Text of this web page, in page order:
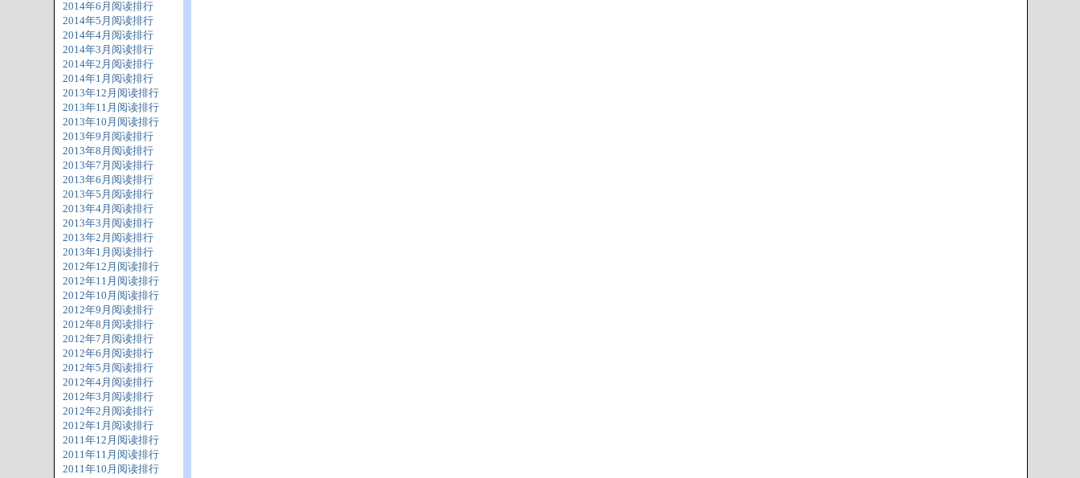
2014年6月阅读排行
2014年5月阅读排行
2014年4月阅读排行
2014年3月阅读排行
2014年2月阅读排行
2014年1月阅读排行
2013年12月阅读排行
2013年11月阅读排行
2013年10月阅读排行
2013年9月阅读排行
2013年8月阅读排行
2013年7月阅读排行
2013年6月阅读排行
2013年5月阅读排行
2013年4月阅读排行
2013年3月阅读排行
2013年2月阅读排行
2013年1月阅读排行
2012年12月阅读排行
2012年11月阅读排行
2012年10月阅读排行
2012年9月阅读排行
2012年8月阅读排行
2012年7月阅读排行
2012年6月阅读排行
2012年5月阅读排行
2012年4月阅读排行
2012年3月阅读排行
2012年2月阅读排行
2012年1月阅读排行
2011年12月阅读排行
2011年11月阅读排行
2011年10月阅读排行